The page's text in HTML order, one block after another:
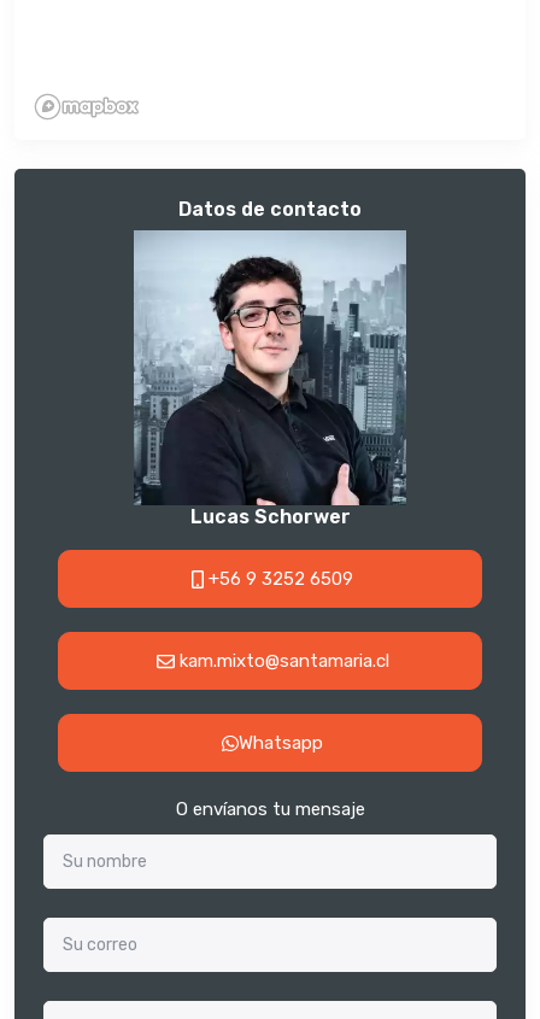
Datos de contacto
Lucas Schorwer
+56 9 3252 6509
kam.mixto@santamaria.cl
Whatsapp
O envíanos tu mensaje